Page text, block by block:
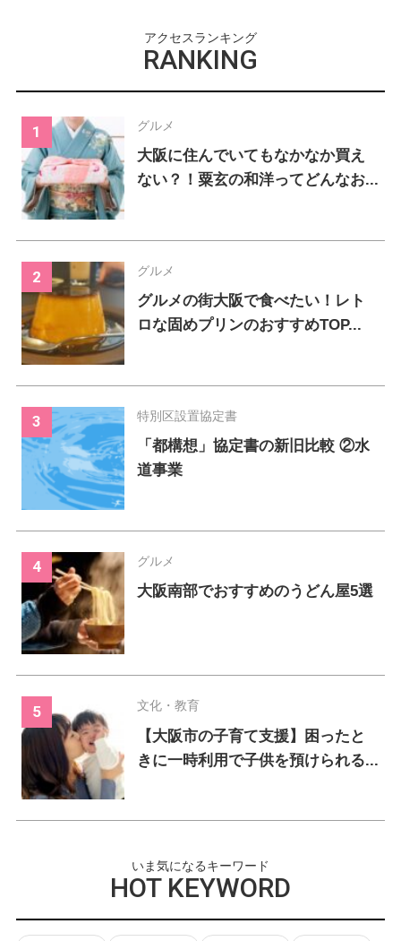
アクセスランキング
RANKING
グルメ
大阪に住んでいてもなかなか買え
ない？！粟玄の和洋ってどんなお...
グルメ
グルメの街大阪で食べたい！レト
ロな固めプリンのおすすめTOP...
特別区設置協定書
「都構想」協定書の新旧比較 ②水
道事業
グルメ
大阪南部でおすすめのうどん屋5選
文化・教育
【大阪市の子育て支援】困ったと
きに一時利用で子供を預けられる...
いま気になるキーワード
HOT KEYWORD